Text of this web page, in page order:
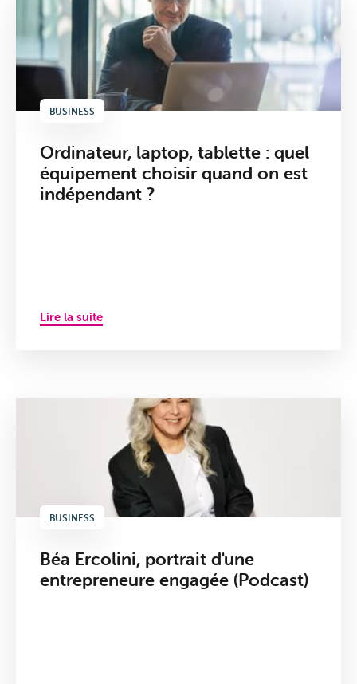
BUSINESS
Ordinateur, laptop, tablette : quel
équipement choisir quand on est
indépendant ?
Lire la suite
BUSINESS
Béa Ercolini, portrait d'une
entrepreneure engagée (Podcast)